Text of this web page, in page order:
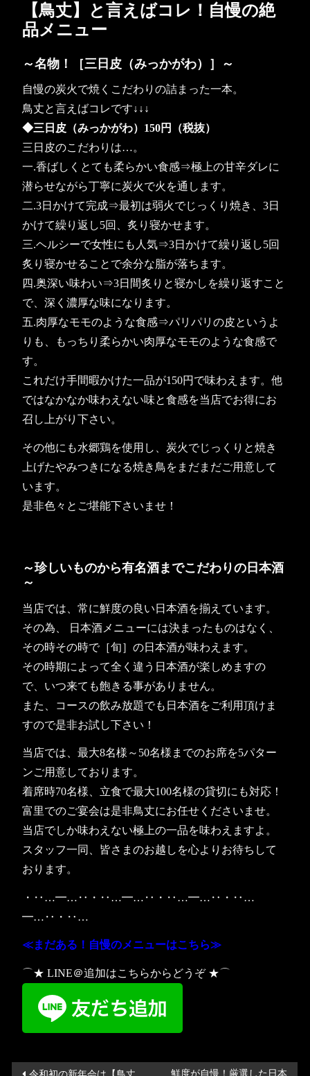
【鳥丈】と言えばコレ！自慢の絶
品メニュー
～名物！［三日皮（みっかがわ）］～
自慢の炭火で焼くこだわりの詰まった一本。
鳥丈と言えばコレです↓↓↓
◆三日皮（みっかがわ）150円（税抜）
三日皮のこだわりは…。
一.香ばしくとても柔らかい食感⇒極上の甘辛ダレに
潜らせながら丁寧に炭火で火を通します。
二.3日かけて完成⇒最初は弱火でじっくり焼き、3日
かけて繰り返し5回、炙り寝かせます。
三.ヘルシーで女性にも人気⇒3日かけて繰り返し5回
炙り寝かせることで余分な脂が落ちます。
四.奥深い味わい⇒3日間炙りと寝かしを繰り返すこと
で、深く濃厚な味になります。
五.肉厚なモモのような食感⇒パリパリの皮というよ
りも、もっちり柔らかい肉厚なモモのような食感で
す。
これだけ手間暇かけた一品が150円で味わえます。他
ではなかなか味わえない味と食感を当店でお得にお
召し上がり下さい。
その他にも水郷鶏を使用し、炭火でじっくりと焼き
上げたやみつきになる焼き鳥をまだまだご用意して
います。
是非色々とご堪能下さいませ！
～珍しいものから有名酒までこだわりの日本酒
～
当店では、常に鮮度の良い日本酒を揃えています。
その為、 日本酒メニューには決まったものはなく、
その時その時で［旬］の日本酒が味わえます。
その時期によって全く違う日本酒が楽しめますの
で、いつ来ても飽きる事がありません。
また、コースの飲み放題でも日本酒をご利用頂けま
すので是非お試し下さい！
当店では、最大8名様～50名様までのお席を5パター
ンご用意しております。
着席時70名様、立食で最大100名様の貸切にも対応！
富里でのご宴会は是非鳥丈にお任せくださいませ。
当店でしか味わえない極上の一品を味わえますよ。
スタッフ一同、皆さまのお越しを心よりお待ちして
おります。
・‥…━…‥・‥…━…‥・‥…━…‥・‥…
━…‥・‥…
≪まだある！自慢のメニューはこちら≫
⌒★ LINE＠追加はこちらからどうぞ ★⌒
投 鮮度が自慢！厳選した日本